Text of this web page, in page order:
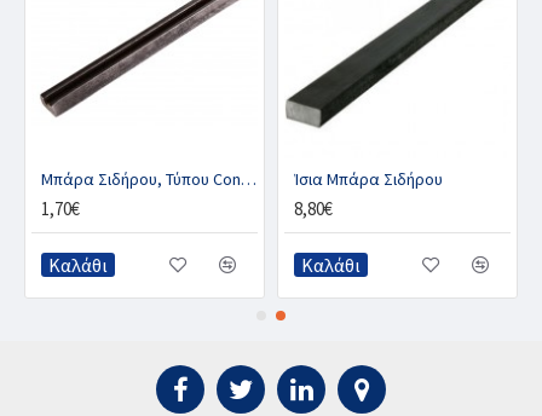
Μπάρα Σιδήρου, Τύπου Concave
1,70€
Καλάθι
Ίσια Μπάρα Σιδήρου
8,80€
Καλάθι